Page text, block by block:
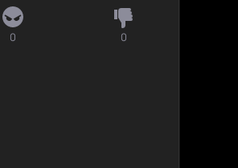
0 0